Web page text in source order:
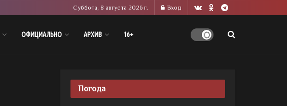
Суббота, 8 августа 2026 г. Вход
ОФИЦИАЛЬНО АРХИВ 16+
Погода